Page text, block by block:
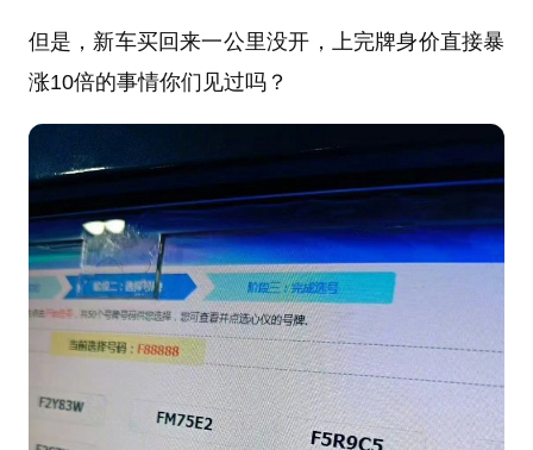
但是，新车买回来一公里没开，上完牌身价直接暴
涨10倍的事情你们见过吗？